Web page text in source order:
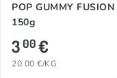
POP GUMMY FUSION
150g
300€
20.00 €/KG